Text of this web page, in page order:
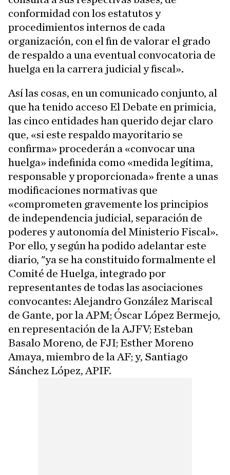
conformidad con los estatutos y
procedimientos internos de cada
organización, con el fin de valorar el grado
de respaldo a una eventual convocatoria de
huelga en la carrera judicial y fiscal».
Así las cosas, en un comunicado conjunto, al
que ha tenido acceso El Debate en primicia,
las cinco entidades han querido dejar claro
que, «si este respaldo mayoritario se
confirma» procederán a «convocar una
huelga» indefinida como «medida legítima,
responsable y proporcionada» frente a unas
modificaciones normativas que
«comprometen gravemente los principios
de independencia judicial, separación de
poderes y autonomía del Ministerio Fiscal».
Por ello, y según ha podido adelantar este
diario, "ya se ha constituido formalmente el
Comité de Huelga, integrado por
representantes de todas las asociaciones
convocantes: Alejandro González Mariscal
de Gante, por la APM; Óscar López Bermejo,
en representación de la AJFV; Esteban
Basalo Moreno, de FJI; Esther Moreno
Amaya, miembro de la AF; y, Santiago
Sánchez López, APIF.